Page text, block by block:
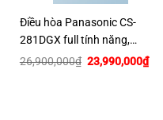
Điều hòa Panasonic CS-
281DGX full tính năng,
12000btu~20m2
26,900,000₫ Giá
gốc
23,990,000₫Giá
hiện